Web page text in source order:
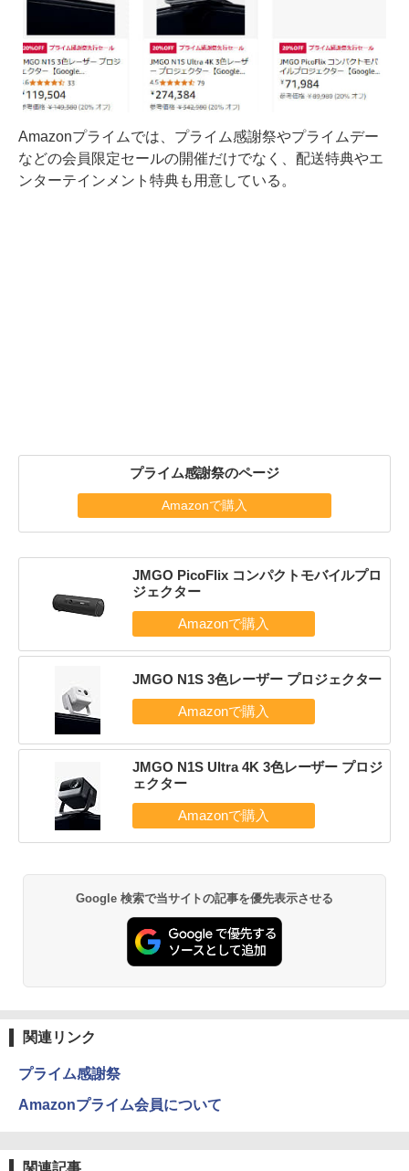
Amazonプライムでは、プライム感謝祭やプライムデー
などの会員限定セールの開催だけでなく、配送特典やエ
ンターテインメント特典も用意している。
プライム感謝祭のページ
Amazonで購入
JMGO PicoFlix コンパクトモバイルプロ
ジェクター
JMGO N1S 3色レーザー プロジェクター
JMGO N1S Ultra 4K 3色レーザー プロジ
ェクター
Google 検索で当サイトの記事を優先表示させる
関連リンク
プライム感謝祭
Amazonプライム会員について
関連記事